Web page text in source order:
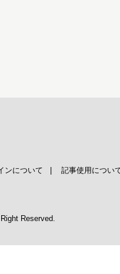
ンについて 記事使用につい
Reserved.